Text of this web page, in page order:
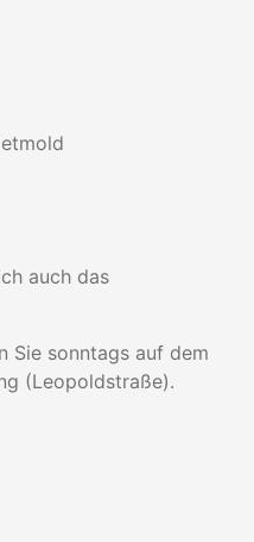
auch das
Sie sonntags auf dem
(Leopoldstraße).